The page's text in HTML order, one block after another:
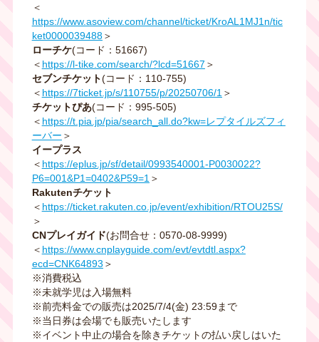
＜
https://www.asoview.com/channel/ticket/KroAL1MJ1n/tic
ket0000039488＞
ローチケ(コード：51667)
＜ https://l-tike.com/search/?lcd=51667 ＞
セブンチケット(コード：110-755)
＜ https://7ticket.jp/s/110755/p/20250706/1＞
チケットぴあ(コード：995-505)
＜ https://t.pia.jp/pia/search_all.do?kw=レプタイルズフィ
ーバー ＞
イープラス
＜ https://eplus.jp/sf/detail/0993540001-P0030022?
P6=001&P1=0402&P59=1＞
Rakutenチケット
＜ https://ticket.rakuten.co.jp/event/exhibition/RTOU25S/
＞
CNプレイガイド(お問合せ：0570-08-9999)
＜ https://www.cnplayguide.com/evt/evtdtl.aspx?
ecd=CNK64893 ＞
※消費税込
※未就学児は入場無料
※前売料金での販売は2025/7/4(金) 23:59まで
※当日券は会場でも販売いたします
※イベント中止の場合を除きチケットの払い戻しはいた